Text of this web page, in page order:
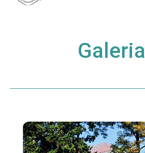
Galeria